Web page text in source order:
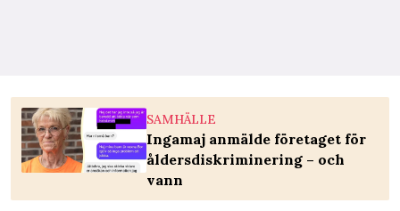
SAMHÄLLE
Ingamaj anmälde företaget för
åldersdiskriminering – och
vann